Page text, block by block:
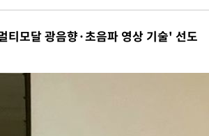
피, 6200선 약보합…0.60% 내린 6258.77에 마쳐
달러 환율, 7.7원 내린 1416.1원 마감
특검, '계엄 수용공간 확보' 신용해 前교정본부장
티모달 광음향·초음파 영상 기술' 선도